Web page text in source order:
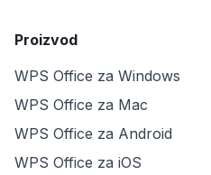
Proizvod
WPS Office za Windows
WPS Office za Mac
WPS Office za Android
WPS Office za iOS